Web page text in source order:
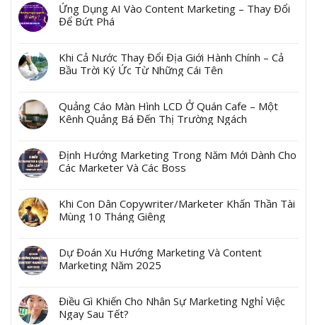
Ứng Dụng AI Vào Content Marketing – Thay Đổi
Để Bứt Phá
Khi Cả Nước Thay Đổi Địa Giới Hành Chính – Cả
Bầu Trời Ký Ức Từ Những Cái Tên
Quảng Cáo Màn Hình LCD Ở Quán Cafe – Một
Kênh Quảng Bá Đến Thị Trường Ngách
Định Hướng Marketing Trong Năm Mới Dành Cho
Các Marketer Và Các Boss
Khi Con Dân Copywriter/Marketer Khấn Thần Tài
Mùng 10 Tháng Giêng
Dự Đoán Xu Hướng Marketing Và Content
Marketing Năm 2025
Điều Gì Khiến Cho Nhân Sự Marketing Nghỉ Việc
Ngay Sau Tết?